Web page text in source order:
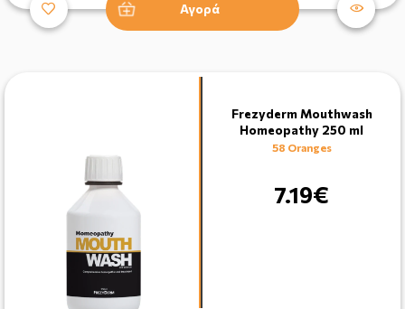
Αγορά
Frezyderm Mouthwash
Homeopathy 250 ml
58 Oranges
7.19€